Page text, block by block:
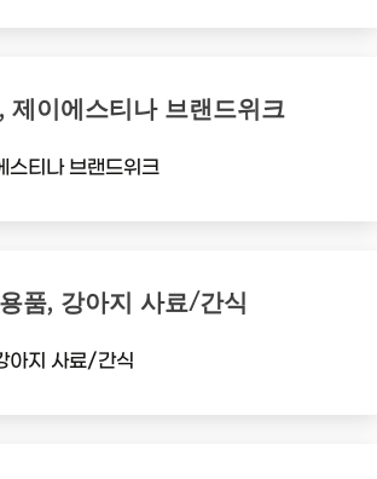
제이에스티나 브랜드위크
품, 강아지 사료/간식